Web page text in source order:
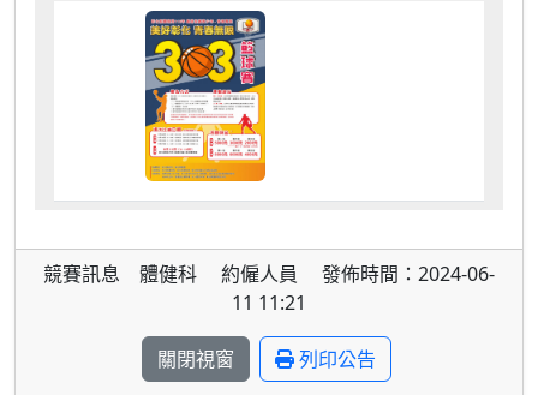
競賽訊息 體健科 約僱人員 發佈時間：2024-06-
11 11:21
關閉視窗 列印公告